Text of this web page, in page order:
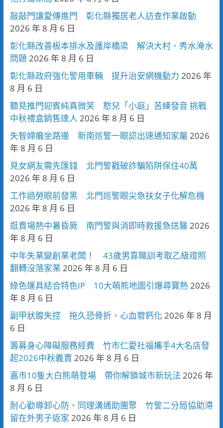
敲敲門讓愛傳進門 彰化縣獨居老人訪查作業啟動
2026 年 8 月 6 日
彰化縣改善板本排水及護岸橋梁 解決大村、秀水淹水
問題 2026 年 8 月 6 日
彰化縣政府強化警用車輛 提升治安網機動力 2026 年
8 月 6 日
聽見推門迎賓純真微笑 憨兒「小庭」苦練發音 挑戰
中秋禮盒銷售達人 2026 年 8 月 6 日
失智婦癱坐路邊 新南巡警一眼認出速通知家屬 2026
年 8 月 6 日
見女網友需先匯錢 北門警戳破詐騙陷阱保住40萬
2026 年 8 月 6 日
工作過勞眼前發黑 北門巡警眼尖急扶女子化解危機
2026 年 8 月 6 日
逛賣場熱中暑昏厥 南門警與消即時救援急送醫 2026
年 8 月 6 日
中年失業變創業老闆！ 43歲男靠職訓考取乙級證照
翻轉沒落家業 2026 年 8 月 6 日
綠色運具結合特色IP 10大萌熊地圖引爆尋寶熱 2026
年 8 月 6 日
副甲狀腺失控 拖久恐骨折、心血管鈣化 2026 年 8 月
6 日
籌募身心障礙服務經費 竹市仁愛社福攜手4大名店發
起2026中秋義賣 2026 年 8 月 6 日
嘉市10隻大白熊萌登場 帶你解鎖城市新玩法 2026 年
8 月 6 日
耐心勸導卸心防、同理溝通助團聚 竹警二分局協助滯
留在外男子返家 2026 年 8 月 6 日